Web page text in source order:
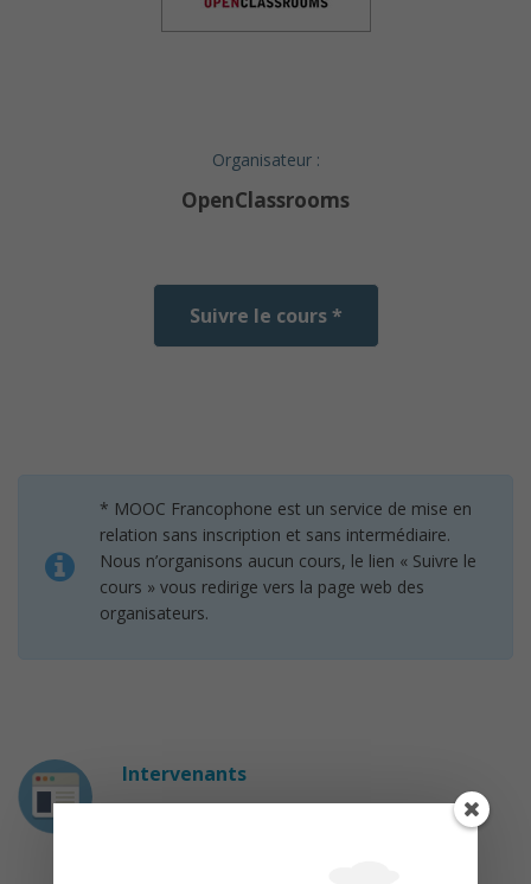
Organisateur :
OpenClassrooms
Suivre le cours *
* MOOC Francophone est un service de mise en
relation sans inscription et sans intermédiaire.
Nous n’organisons aucun cours, le lien « Suivre le
cours » vous redirige vers la page web des
organisateurs.
Intervenants
Loïc Guibert